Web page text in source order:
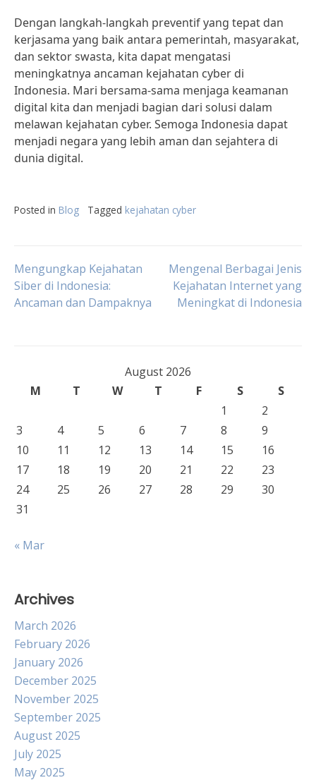
Dengan langkah-langkah preventif yang tepat dan
kerjasama yang baik antara pemerintah, masyarakat,
dan sektor swasta, kita dapat mengatasi
meningkatnya ancaman kejahatan cyber di
Indonesia. Mari bersama-sama menjaga keamanan
digital kita dan menjadi bagian dari solusi dalam
melawan kejahatan cyber. Semoga Indonesia dapat
menjadi negara yang lebih aman dan sejahtera di
dunia digital.
Posted in Blog Tagged kejahatan cyber
Post
navigation
Mengungkap Kejahatan
Siber di Indonesia:
Ancaman dan Dampaknya
Mengenal Berbagai Jenis
Kejahatan Internet yang
Meningkat di Indonesia
August 2026
M
T W T F S
S
1
2
3
4 5 6 7 8
9
10
11 12 13 14 15
16
17
18 19 20 21 22
23
24
25 26 27 28 29
30
31
« Mar
Archives
March 2026
February 2026
January 2026
December 2025
November 2025
September 2025
August 2025
July 2025
May 2025